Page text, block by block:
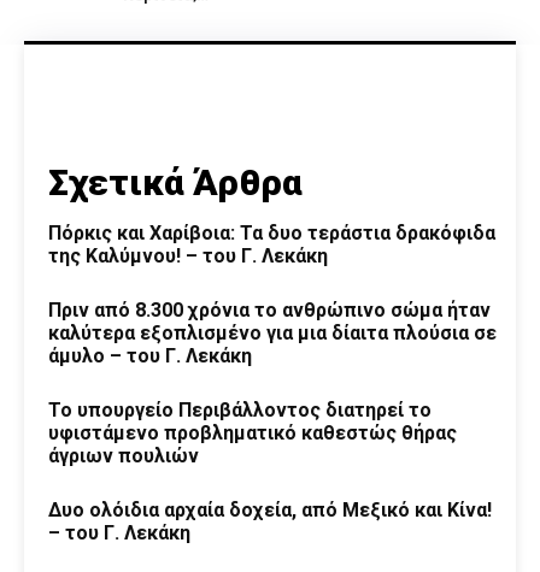
Σχετικά Άρθρα
Πόρκις και Χαρίβοια: Τα δυο τεράστια δρακόφιδα
της Καλύμνου! – του Γ. Λεκάκη
Πριν από 8.300 χρόνια το ανθρώπινο σώμα ήταν
καλύτερα εξοπλισμένο για μια δίαιτα πλούσια σε
άμυλο – του Γ. Λεκάκη
Το υπουργείο Περιβάλλοντος διατηρεί το
υφιστάμενο προβληματικό καθεστώς θήρας
άγριων πουλιών
Δυο ολόιδια αρχαία δοχεία, από Μεξικό και Κίνα!
– του Γ. Λεκάκη